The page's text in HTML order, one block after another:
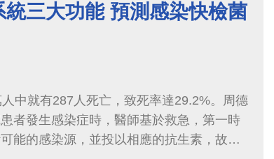
三大功能 預測感染快檢菌
中就有287人死亡，致死率達29.2%。周德
者發生感染症時，醫師基於救急，第一時
能的感染源，並投以相應的抗生素，故仍